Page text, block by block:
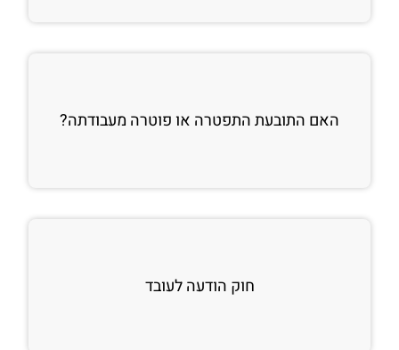
האם התובעת התפטרה או פוטרה מעבודתה?
חוק הודעה לעובד